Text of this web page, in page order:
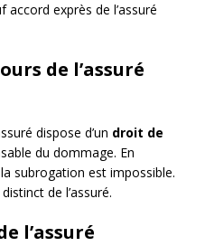
exprès de l’assuré
de l’assuré
dispose d’un droit de
du dommage. En
subrogation est impossible.
de l’assuré.
l’assuré